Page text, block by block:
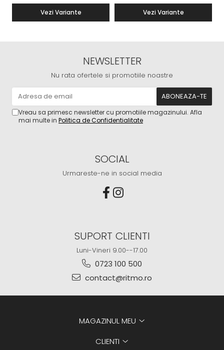
Vezi Variante Vezi Variante
NEWSLETTER
Nu rata ofertele si promotiile noastre
Vreau sa primesc newsletter cu promotiile magazinului. Afla
mai multe in Politica de Confidentialitate
SOCIAL
Urmareste-ne in social media
SUPORT CLIENTI
Luni-Vineri 9.00--17.00
0723 100 500
contact@ritmo.ro
MAGAZINUL MEU
CLIENTI